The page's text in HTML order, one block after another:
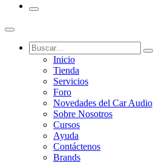
Inicio
Tienda
Servicios
Foro
Novedades del Car Audio
Sobre Nosotros
Cursos
Ayuda
Contáctenos
Brands